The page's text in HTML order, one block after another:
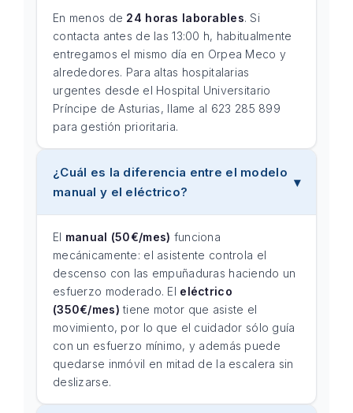
En menos de 24 horas laborables. Si
contacta antes de las 13:00 h, habitualmente
entregamos el mismo día en Orpea Meco y
alrededores. Para altas hospitalarias
urgentes desde el Hospital Universitario
Príncipe de Asturias, llame al 623 285 899
para gestión prioritaria.
¿Cuál es la diferencia entre el modelo
manual y el eléctrico?
El manual (50€/mes) funciona
mecánicamente: el asistente controla el
descenso con las empuñaduras haciendo un
esfuerzo moderado. El eléctrico
(350€/mes) tiene motor que asiste el
movimiento, por lo que el cuidador sólo guía
con un esfuerzo mínimo, y además puede
quedarse inmóvil en mitad de la escalera sin
deslizarse.